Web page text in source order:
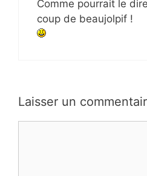
Comme pourrait le
coup de beaujolpif !
Laisser un